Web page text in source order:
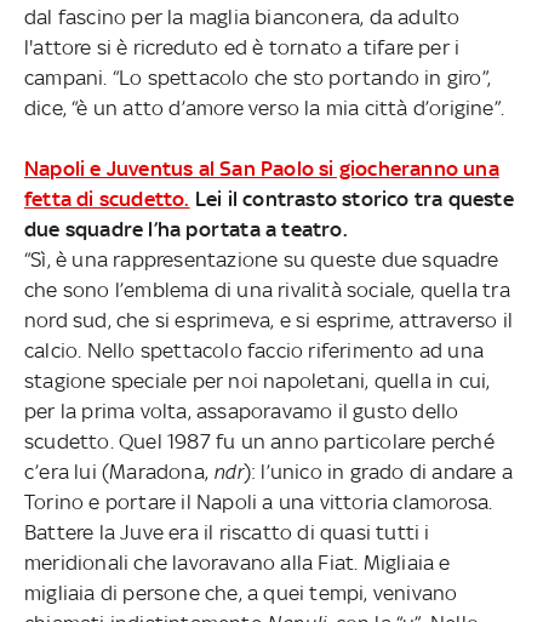
dal fascino per la maglia bianconera, da adulto
l'attore si è ricreduto ed è tornato a tifare per i
campani. “Lo spettacolo che sto portando in giro”,
dice, “è un atto d’amore verso la mia città d’origine”.
Napoli e Juventus al San Paolo si giocheranno una
fetta di scudetto. Lei il contrasto storico tra queste
due squadre l’ha portata a teatro.
“Sì, è una rappresentazione su queste due squadre
che sono l’emblema di una rivalità sociale, quella tra
nord sud, che si esprimeva, e si esprime, attraverso il
calcio. Nello spettacolo faccio riferimento ad una
stagione speciale per noi napoletani, quella in cui,
per la prima volta, assaporavamo il gusto dello
scudetto. Quel 1987 fu un anno particolare perché
c’era lui (Maradona, ndr): l’unico in grado di andare a
Torino e portare il Napoli a una vittoria clamorosa.
Battere la Juve era il riscatto di quasi tutti i
meridionali che lavoravano alla Fiat. Migliaia e
migliaia di persone che, a quei tempi, venivano